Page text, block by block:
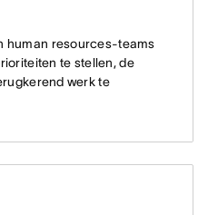
human resources-teams
te stellen, de
werk te